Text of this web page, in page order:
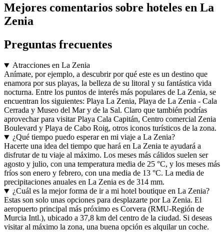
Mejores comentarios sobre hoteles en La
Zenia
Preguntas frecuentes
Atracciones en La Zenia
Anímate, por ejemplo, a descubrir por qué este es un destino que
enamora por sus playas, la belleza de su litoral y su fantástica vida
nocturna. Entre los puntos de interés más populares de La Zenia, se
encuentran los siguientes: Playa La Zenia, Playa de La Zenia - Cala
Cerrada y Museo del Mar y de la Sal. Claro que también podrías
aprovechar para visitar Playa Cala Capitán, Centro comercial Zenia
Boulevard y Playa de Cabo Roig, otros iconos turísticos de la zona.
¿Qué tiempo puedo esperar en mi viaje a La Zenia?
Hacerte una idea del tiempo que hará en La Zenia te ayudará a
disfrutar de tu viaje al máximo. Los meses más cálidos suelen ser
agosto y julio, con una temperatura media de 25 °C, y los meses más
fríos son enero y febrero, con una media de 13 °C. La media de
precipitaciones anuales en La Zenia es de 314 mm.
¿Cuál es la mejor forma de ir a mi hotel boutique en La Zenia?
Estas son solo unas opciones para desplazarte por La Zenia. El
aeropuerto principal más próximo es Corvera (RMU-Región de
Murcia Intl.), ubicado a 37,8 km del centro de la ciudad. Si deseas
visitar al máximo la zona, una buena opción es alquilar un coche.